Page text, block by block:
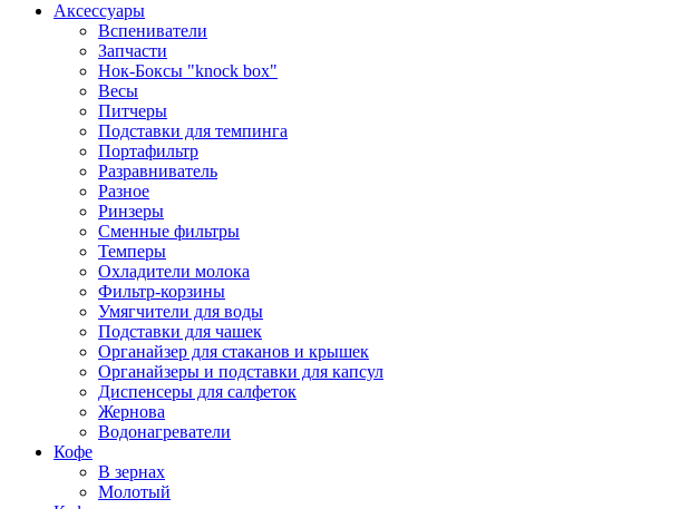
Аксессуары
Вспениватели
Запчасти
Нок-Боксы "knock box"
Весы
Питчеры
Подставки для темпинга
Портафильтр
Разравниватель
Разное
Ринзеры
Сменные фильтры
Темперы
Охладители молока
Фильтр-корзины
Умягчители для воды
Подставки для чашек
Органайзер для стаканов и крышек
Органайзеры и подставки для капсул
Диспенсеры для салфеток
Жернова
Водонагреватели
Кофе
В зернах
Молотый